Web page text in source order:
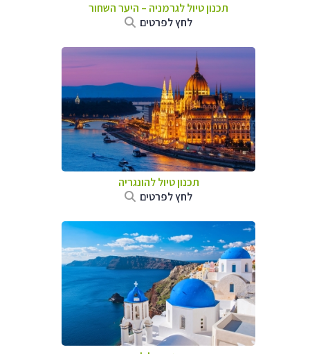
תכנון טיול לגרמניה – היער השחור
לחץ לפרטים
תכנון טיול להונגריה
לחץ לפרטים